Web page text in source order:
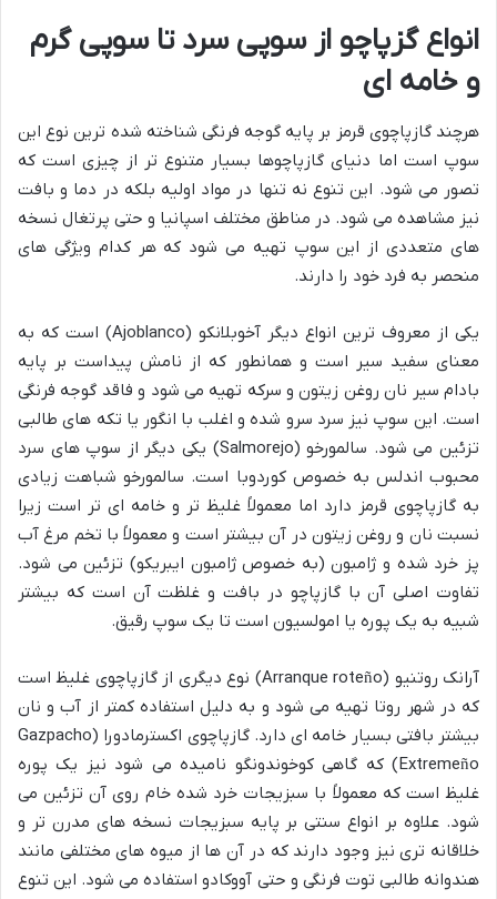
انواع گزپاچو از سوپی سرد تا سوپی گرم
و خامه ای
هرچند گازپاچوی قرمز بر پایه گوجه فرنگی شناخته شده ترین نوع این
سوپ است اما دنیای گازپاچوها بسیار متنوع تر از چیزی است که
تصور می شود. این تنوع نه تنها در مواد اولیه بلکه در دما و بافت
نیز مشاهده می شود. در مناطق مختلف اسپانیا و حتی پرتغال نسخه
های متعددی از این سوپ تهیه می شود که هر کدام ویژگی های
منحصر به فرد خود را دارند.
یکی از معروف ترین انواع دیگر آخوبلانکو (Ajoblanco) است که به
معنای سفید سیر است و همانطور که از نامش پیداست بر پایه
بادام سیر نان روغن زیتون و سرکه تهیه می شود و فاقد گوجه فرنگی
است. این سوپ نیز سرد سرو شده و اغلب با انگور یا تکه های طالبی
تزئین می شود. سالمورخو (Salmorejo) یکی دیگر از سوپ های سرد
محبوب اندلس به خصوص کوردوبا است. سالمورخو شباهت زیادی
به گازپاچوی قرمز دارد اما معمولاً غلیظ تر و خامه ای تر است زیرا
نسبت نان و روغن زیتون در آن بیشتر است و معمولاً با تخم مرغ آب
پز خرد شده و ژامبون (به خصوص ژامبون ایبریکو) تزئین می شود.
تفاوت اصلی آن با گازپاچو در بافت و غلظت آن است که بیشتر
شبیه به یک پوره یا امولسیون است تا یک سوپ رقیق.
آرانک روتنیو (Arranque roteño) نوع دیگری از گازپاچوی غلیظ است
که در شهر روتا تهیه می شود و به دلیل استفاده کمتر از آب و نان
بیشتر بافتی بسیار خامه ای دارد. گازپاچوی اکسترمادورا (Gazpacho
Extremeño) که گاهی کوخوندونگو نامیده می شود نیز یک پوره
غلیظ است که معمولاً با سبزیجات خرد شده خام روی آن تزئین می
شود. علاوه بر انواع سنتی بر پایه سبزیجات نسخه های مدرن تر و
خلاقانه تری نیز وجود دارند که در آن ها از میوه های مختلفی مانند
هندوانه طالبی توت فرنگی و حتی آووکادو استفاده می شود. این تنوع